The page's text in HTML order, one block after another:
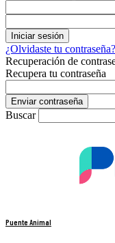
¿Olvidaste tu contraseña?
Recuperación de
Recupera tu contraseña
Buscar
Puente Animal